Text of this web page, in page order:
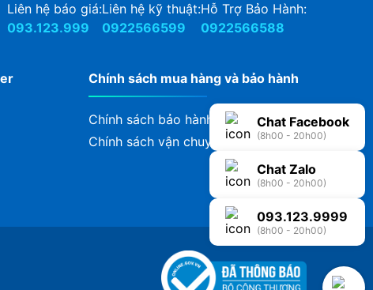
Liên hệ báo giá:
093.123.999
Liên hệ kỹ thuật:
0922566599
Hỗ Trợ Bảo Hành:
0922566588
Chính sách mua hàng và bảo hành
Chính sách bảo hành
Chính sách vận chuyển, giao nhận
Chat Facebook
(8h00 - 20h00)
Chat Zalo
(8h00 - 20h00)
093.123.9999
(8h00 - 20h00)